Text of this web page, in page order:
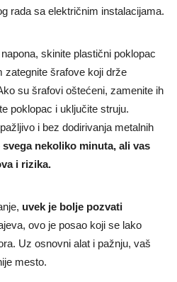
rada sa električnim instalacijama.
skinite plastični poklopac
zategnite šrafove koji drže
su šrafovi oštećeni, zamenite ih
poklopac i uključite struju.
i bez dodirivanja metalnih
nekoliko minuta, ali vas
i rizika.
uvek je bolje pozvati
ovo je posao koji se lako
Uz osnovni alat i pažnju, vaš
mesto.